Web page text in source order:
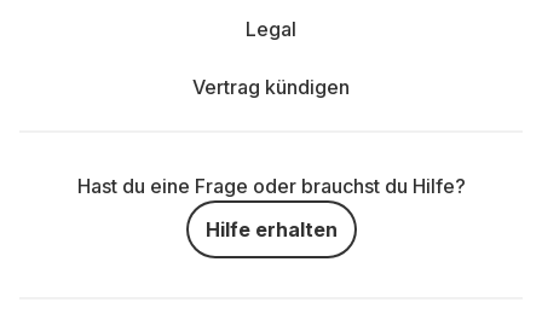
Legal
Vertrag kündigen
Hast du eine Frage oder brauchst du Hilfe?
Hilfe erhalten